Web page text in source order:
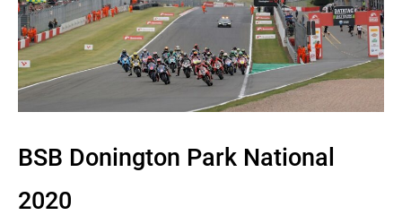
BSB Donington Park National
2020